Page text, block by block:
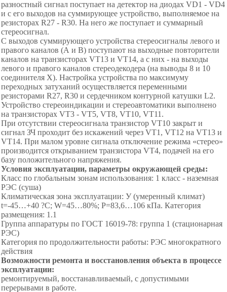
разностный сигнал поступает на детектор на диодах VD1 - VD4
и с его выходов на суммирующее устройство, выполняемое на
резисторах R27 - R30. На него же поступает и суммарный
стереосигнал.
С выходов суммирующего устройства стереосигналы левого и
правого каналов (А и В) поступают на выходные повторители
каналов на транзисторах VT13 и VT14, а с них - на выходы
левого и правого каналов стереодекодера (на выводы 8 и 10
соединителя Х). Настройка устройства по максимуму
переходных затуханий осуществляется переменными
резисторами R27, R30 и сердечником контурной катушки L2.
Устройство стереоиндикации и стереоавтоматики выполнено
на транзисторах VT3 - VT5, VT8, VT10, VT11.
При отсутствии стереосигнала транзистор VT10 закрыт и
сигнал ЗЧ проходит без искажений через VT1, VT12 на VT13 и
VT14. При малом уровне сигнала отключение режима «стерео»
производится открыванием транзистора VT4, подачей на его
базу положительного напряжения.
Условия эксплуатации, параметры окружающей среды:
Класс по глобальным зонам использования: 1 класс - наземная
РЭС (суша)
Климатическая зона эксплуатации: У (умеренный климат)
t=-45…+40 ?С; W=45…80%; Р=83,6…106 кПа. Категория
размещения: 1.1
Группа аппаратуры по ГОСТ 16019-78: группа 1 (стационарная
РЭС)
Категория по продолжительности работы: РЭС многократного
действия
Возможности ремонта и восстановления объекта в процессе
эксплуатации:
ремонтируемый, восстанавливаемый, с допустимыми
перерывами в работе.